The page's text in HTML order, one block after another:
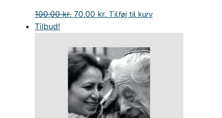
100,00kr. Den
var:
100,00 kr..
70,00 kr. Den
er:
70,00 kr..
Tilføj til kurv
Tilbud!